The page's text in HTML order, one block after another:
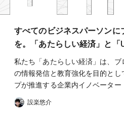
すべてのビジネスパーソン
を。「あたらしい経済」と
私たち「あたらしい経済」は、
の情報発信と教育強化を目的と
プが推進する企業内イノベータ
設楽悠介